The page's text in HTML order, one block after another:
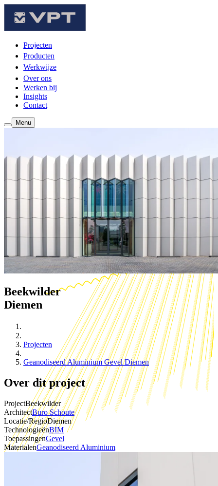
Projecten
Producten
Werkwijze
Over ons
Werken bij
Insights
Contact
Menu
Beekwilder
Diemen
Projecten
Geanodiseerd Aluminium Gevel Diemen
Over dit project
ProjectBeekwilder
ArchitectBuro Schoute
Locatie/RegioDiemen
TechnologieënBIM
ToepassingenGevel
MaterialenGeanodiseerd Aluminium